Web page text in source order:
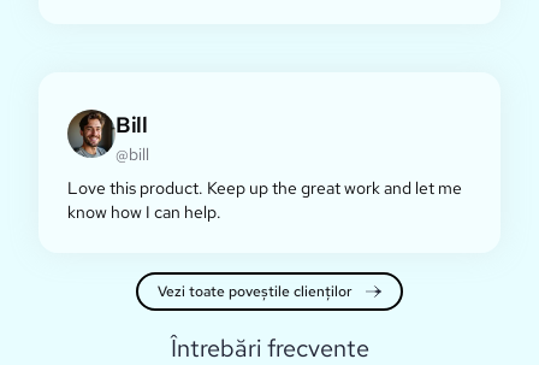
Bill
@bill
Love this product. Keep up the great work and let me
know how I can help.
Vezi toate poveștile clienților
Întrebări frecvente